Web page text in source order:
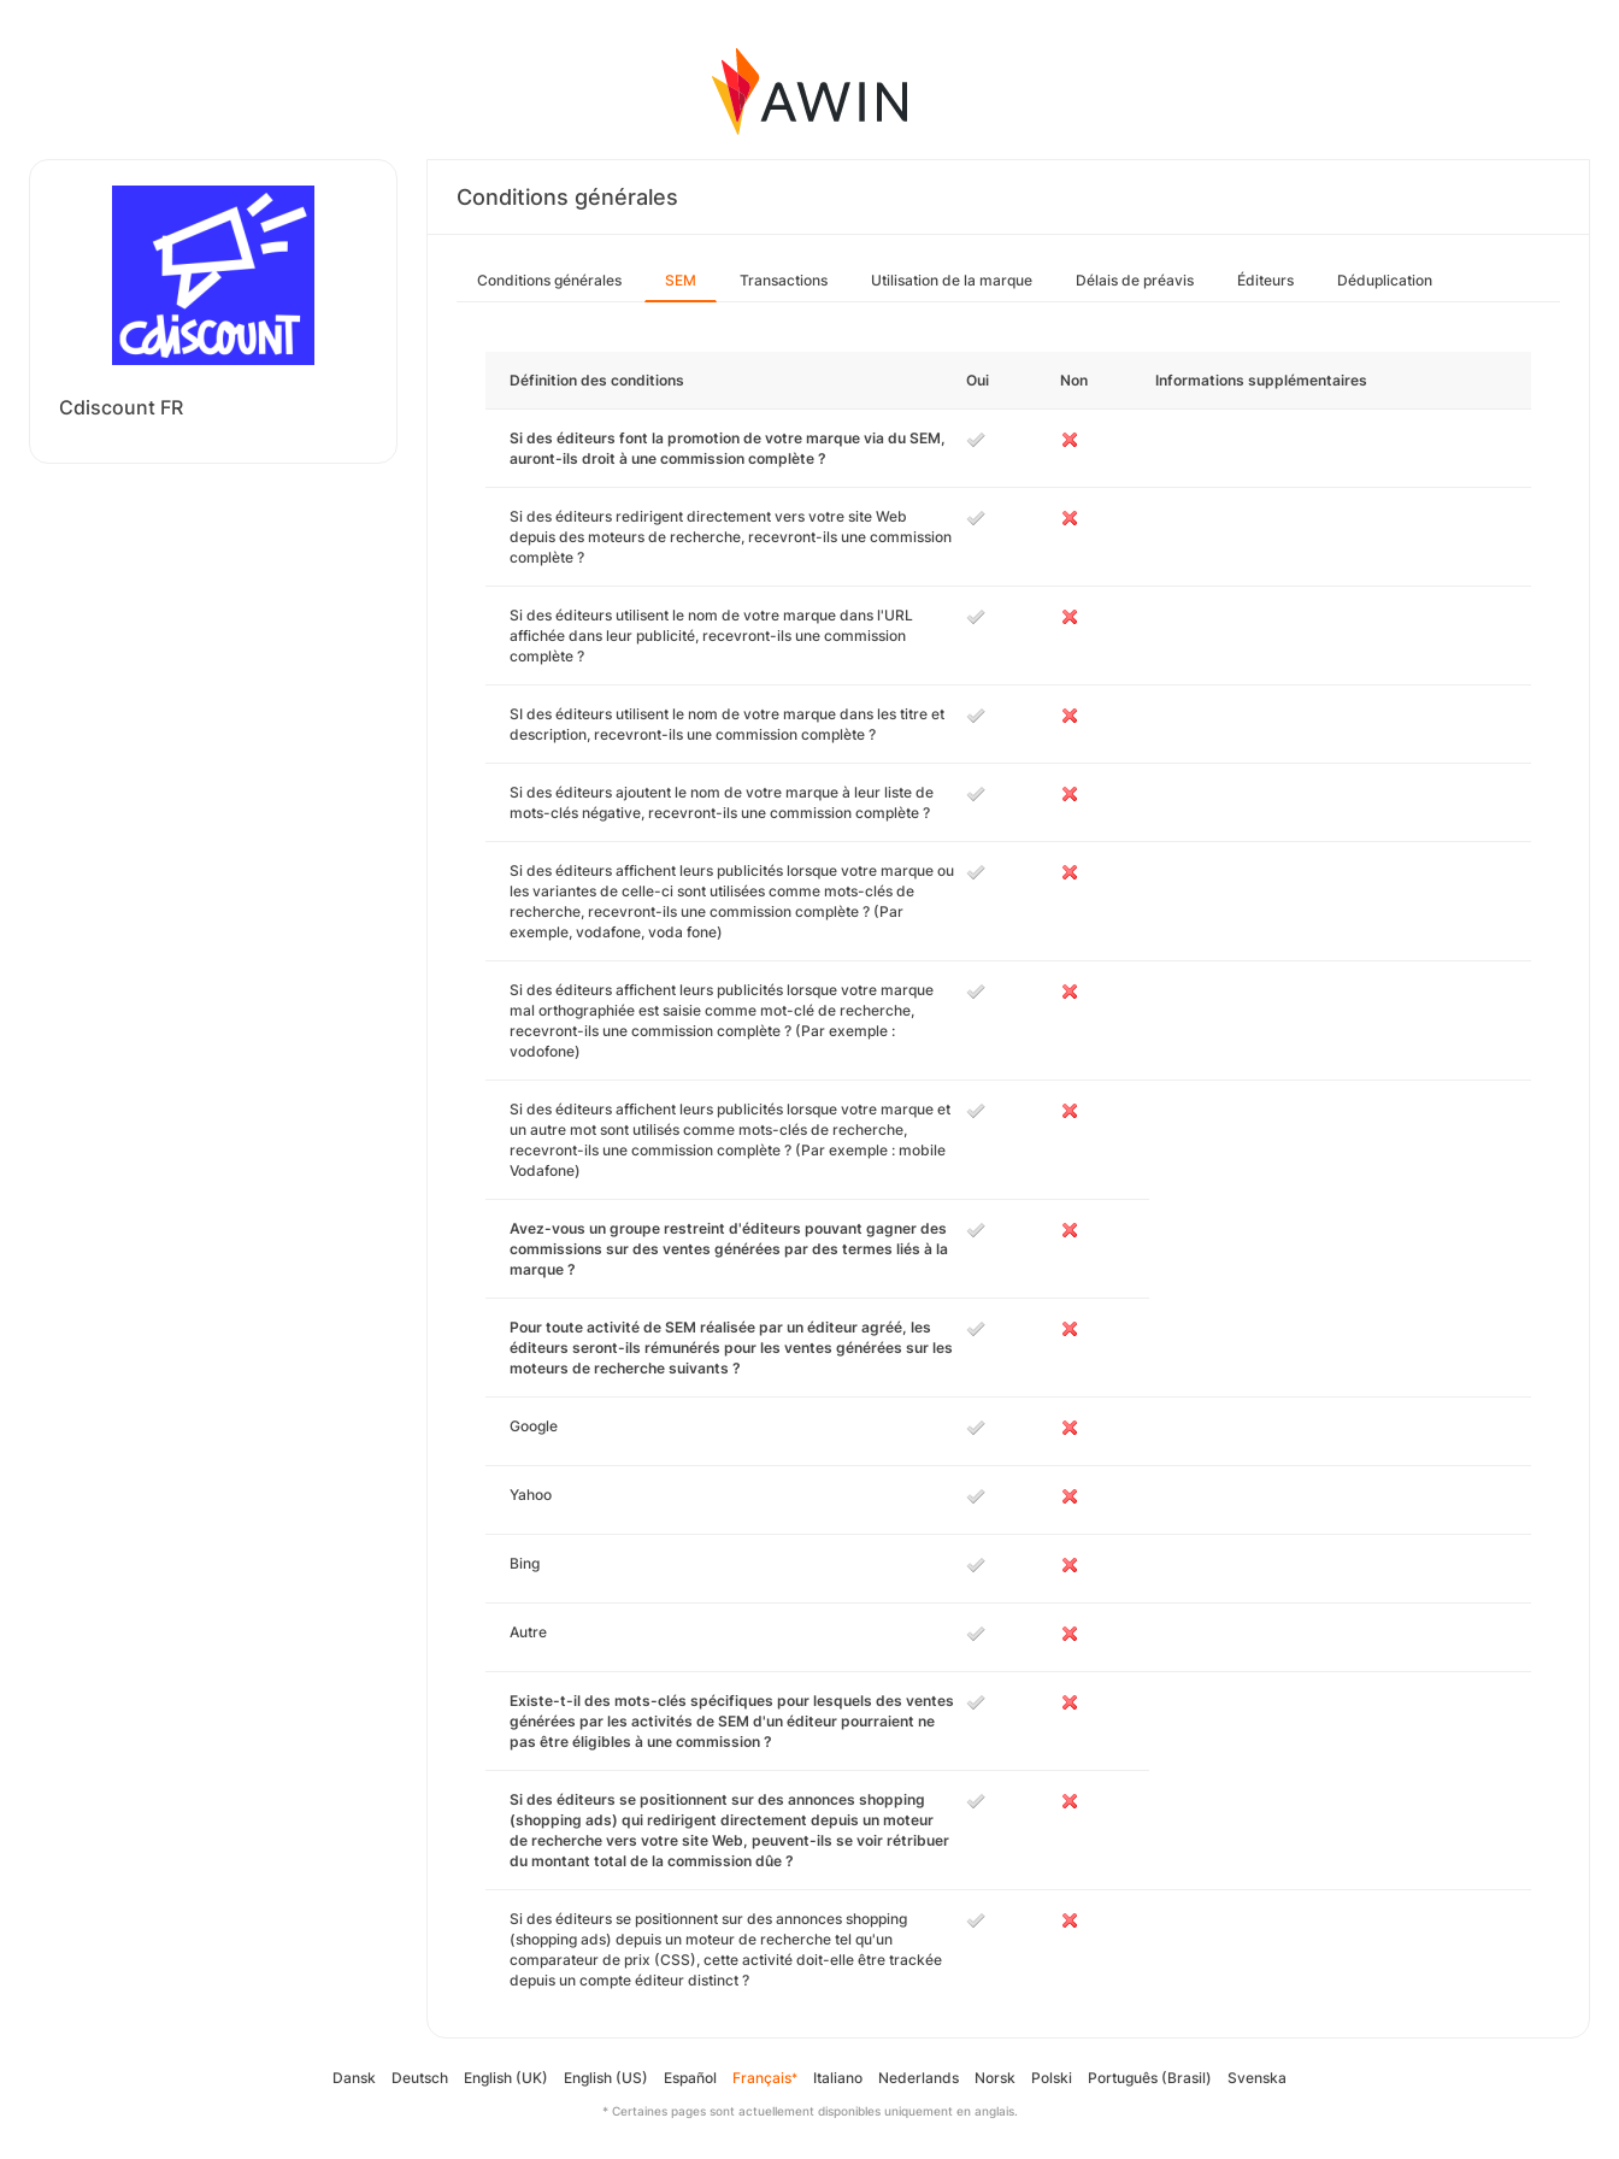
Cdiscount FR
Conditions générales
Conditions générales SEM Transactions Utilisation de la marque Délais de préavis Éditeurs Déduplication
Définition des conditions Oui Non Informations supplémentaires
Si des éditeurs font la promotion de votre marque via du SEM,
auront-ils droit à une commission complète ?
Si des éditeurs redirigent directement vers votre site Web
depuis des moteurs de recherche, recevront-ils une commission
complète ?
Si des éditeurs utilisent le nom de votre marque dans l'URL
affichée dans leur publicité, recevront-ils une commission
complète ?
SI des éditeurs utilisent le nom de votre marque dans les titre et
description, recevront-ils une commission complète ?
Si des éditeurs ajoutent le nom de votre marque à leur liste de
mots-clés négative, recevront-ils une commission complète ?
Si des éditeurs affichent leurs publicités lorsque votre marque ou
les variantes de celle-ci sont utilisées comme mots-clés de
recherche, recevront-ils une commission complète ? (Par
exemple, vodafone, voda fone)
Si des éditeurs affichent leurs publicités lorsque votre marque
mal orthographiée est saisie comme mot-clé de recherche,
recevront-ils une commission complète ? (Par exemple :
vodofone)
Si des éditeurs affichent leurs publicités lorsque votre marque et
un autre mot sont utilisés comme mots-clés de recherche,
recevront-ils une commission complète ? (Par exemple : mobile
Vodafone)
Avez-vous un groupe restreint d'éditeurs pouvant gagner des
commissions sur des ventes générées par des termes liés à la
marque ?
Pour toute activité de SEM réalisée par un éditeur agréé, les
éditeurs seront-ils rémunérés pour les ventes générées sur les
moteurs de recherche suivants ?
Google
Yahoo
Bing
Autre
Existe-t-il des mots-clés spécifiques pour lesquels des ventes
générées par les activités de SEM d'un éditeur pourraient ne
pas être éligibles à une commission ?
Si des éditeurs se positionnent sur des annonces shopping
(shopping ads) qui redirigent directement depuis un moteur
de recherche vers votre site Web, peuvent-ils se voir rétribuer
du montant total de la commission dûe ?
Si des éditeurs se positionnent sur des annonces shopping
(shopping ads) depuis un moteur de recherche tel qu'un
comparateur de prix (CSS), cette activité doit-elle être trackée
depuis un compte éditeur distinct ?
Dansk Deutsch English (UK) English (US) Español Français* Italiano Nederlands Norsk Polski Português (Brasil) Svenska
* Certaines pages sont actuellement disponibles uniquement en anglais.